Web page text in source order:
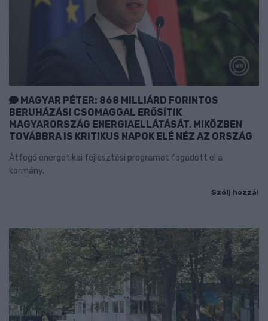
MAGYAR PÉTER: 868 MILLIÁRD FORINTOS
BERUHÁZÁSI CSOMAGGAL ERŐSÍTIK
MAGYARORSZÁG ENERGIAELLÁTÁSÁT, MIKÖZBEN
TOVÁBBRA IS KRITIKUS NAPOK ELÉ NÉZ AZ ORSZÁG
Átfogó energetikai fejlesztési programot fogadott el a
kormány.
Szólj hozzá!